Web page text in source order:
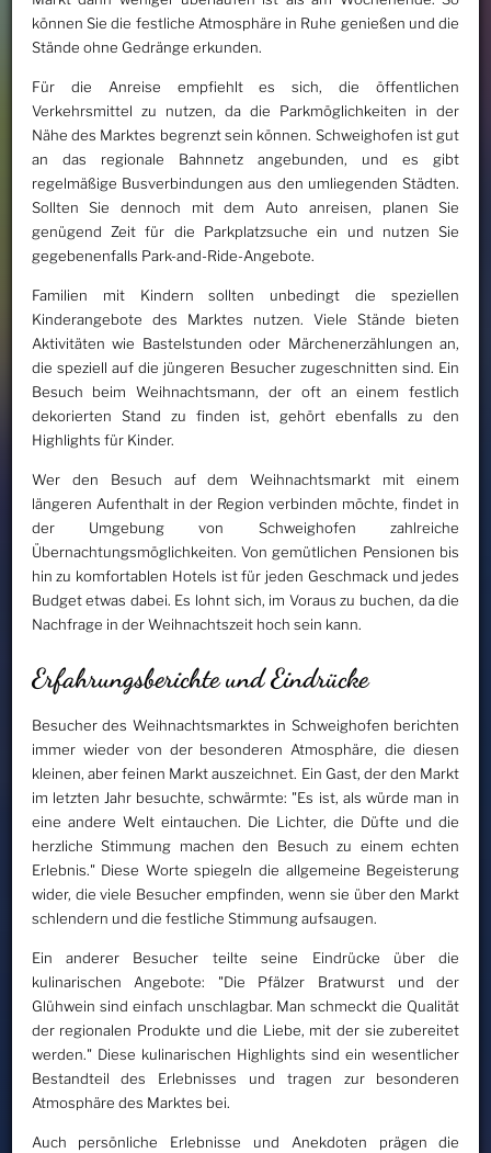
können Sie die festliche Atmosphäre in Ruhe genießen und die
Stände ohne Gedränge erkunden.
Für die Anreise empfiehlt es sich, die öffentlichen
Verkehrsmittel zu nutzen, da die Parkmöglichkeiten in der
Nähe des Marktes begrenzt sein können. Schweighofen ist gut
an das regionale Bahnnetz angebunden, und es gibt
regelmäßige Busverbindungen aus den umliegenden Städten.
Sollten Sie dennoch mit dem Auto anreisen, planen Sie
genügend Zeit für die Parkplatzsuche ein und nutzen Sie
gegebenenfalls Park-and-Ride-Angebote.
Familien mit Kindern sollten unbedingt die speziellen
Kinderangebote des Marktes nutzen. Viele Stände bieten
Aktivitäten wie Bastelstunden oder Märchenerzählungen an,
die speziell auf die jüngeren Besucher zugeschnitten sind. Ein
Besuch beim Weihnachtsmann, der oft an einem festlich
dekorierten Stand zu finden ist, gehört ebenfalls zu den
Highlights für Kinder.
Wer den Besuch auf dem Weihnachtsmarkt mit einem
längeren Aufenthalt in der Region verbinden möchte, findet in
der Umgebung von Schweighofen zahlreiche
Übernachtungsmöglichkeiten. Von gemütlichen Pensionen bis
hin zu komfortablen Hotels ist für jeden Geschmack und jedes
Budget etwas dabei. Es lohnt sich, im Voraus zu buchen, da die
Nachfrage in der Weihnachtszeit hoch sein kann.
Erfahrungsberichte und Eindrücke
Besucher des Weihnachtsmarktes in Schweighofen berichten
immer wieder von der besonderen Atmosphäre, die diesen
kleinen, aber feinen Markt auszeichnet. Ein Gast, der den Markt
im letzten Jahr besuchte, schwärmte: "Es ist, als würde man in
eine andere Welt eintauchen. Die Lichter, die Düfte und die
herzliche Stimmung machen den Besuch zu einem echten
Erlebnis." Diese Worte spiegeln die allgemeine Begeisterung
wider, die viele Besucher empfinden, wenn sie über den Markt
schlendern und die festliche Stimmung aufsaugen.
Ein anderer Besucher teilte seine Eindrücke über die
kulinarischen Angebote: "Die Pfälzer Bratwurst und der
Glühwein sind einfach unschlagbar. Man schmeckt die Qualität
der regionalen Produkte und die Liebe, mit der sie zubereitet
werden." Diese kulinarischen Highlights sind ein wesentlicher
Bestandteil des Erlebnisses und tragen zur besonderen
Atmosphäre des Marktes bei.
Auch persönliche Erlebnisse und Anekdoten prägen die